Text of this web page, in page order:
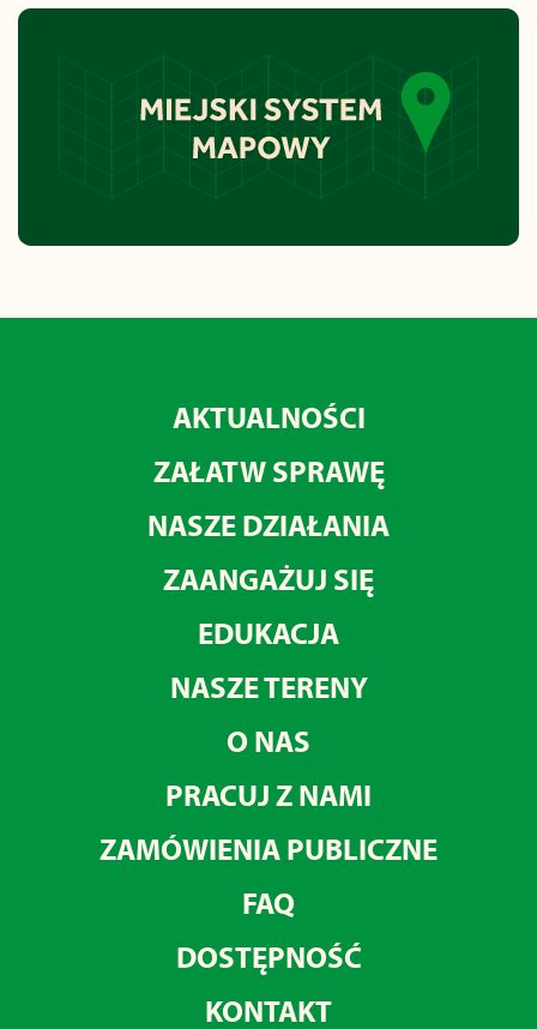
AKTUALNOŚCI
ZAŁATW SPRAWĘ
NASZE DZIAŁANIA
ZAANGAŻUJ SIĘ
EDUKACJA
NASZE TERENY
O NAS
PRACUJ Z NAMI
ZAMÓWIENIA PUBLICZNE
FAQ
DOSTĘPNOŚĆ
KONTAKT